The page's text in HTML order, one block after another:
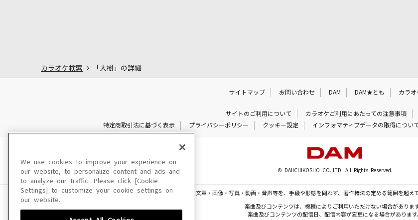
カラオケ検索 「大樹」の詳細
サイトマップ お問い合わせ DAM DAM★とも カラオ
サイトのご利用について カラオケご利用にあたっての注意事項
特定商取引法に基づく表示
プライバシーポリシー クッキー設定 インフォマティブデータの取得につい
© DAIICHIKOSHO CO.,LTD. All Rights Reserved.
このサイトに掲載されている一切の文章・画像・写真・動画・音声等を、手段や形態を問わず、著作権法の定める範囲を超え
楽曲及びコンテンツは、機種によりご利用いただけない場合があります
楽曲及びコンテンツの配信日、配信内容が変更になる場合があります
We use cookies to improve your experience on
our website, to personalize content and ads and
to analyze our traffic. Please click [Cookie
Settings] to customize your cookie settings on
our website.